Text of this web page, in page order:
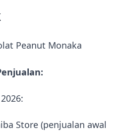
Peanut Monaka
Store (penjualan awal